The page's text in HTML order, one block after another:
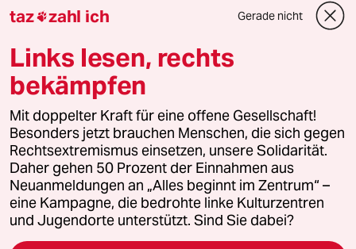
Downloads für Abonnierende
© 2026 taz Verlags und Vertriebs GmbH
Alle Rechte vorbehalten. Bei rechtlichen Fragen oder für Genehmigungen
wenden Sie sich bitte an
lizenzen@taz.de
Feedback Redaktionsstatut Kommune-Richtlinien
Leitlinie Informant Datenschutz Impressum AGB
taz zahl ich Gerade nicht
Links lesen, rechts
bekämpfen
Mit doppelter Kraft für eine offene Gesellschaft!
Besonders jetzt brauchen Menschen, die sich gegen
Rechtsextremismus einsetzen, unsere Solidarität.
Daher gehen 50 Prozent der Einnahmen aus
Neuanmeldungen an „Alles beginnt im Zentrum“ –
eine Kampagne, die bedrohte linke Kulturzentren
und Jugendorte unterstützt. Sind Sie dabei?